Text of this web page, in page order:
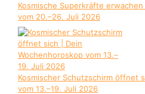
Kosmische Superkräfte
vom 20.–26. Juli 2026
Kosmischer Schutzschirm öffnet
vom 13.–19. Juli 2026